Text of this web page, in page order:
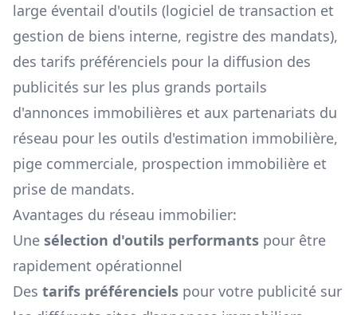
large éventail d'outils (logiciel de transaction et
gestion de biens interne, registre des mandats),
des tarifs préférenciels pour la diffusion des
publicités sur les plus grands portails
d'annonces immobilières et aux partenariats du
réseau pour les outils d'estimation immobilière,
pige commerciale, prospection immobilière et
prise de mandats.
Avantages du réseau immobilier:
Une sélection d'outils performants pour être
rapidement opérationnel
Des tarifs préférenciels pour votre publicité sur